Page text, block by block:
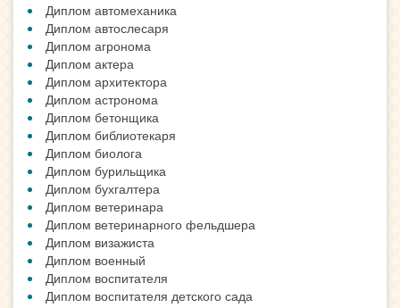
Диплом автомеханика
Диплом автослесаря
Диплом агронома
Диплом актера
Диплом архитектора
Диплом астронома
Диплом бетонщика
Диплом библиотекаря
Диплом биолога
Диплом бурильщика
Диплом бухгалтера
Диплом ветеринара
Диплом ветеринарного фельдшера
Диплом визажиста
Диплом военный
Диплом воспитателя
Диплом воспитателя детского сада